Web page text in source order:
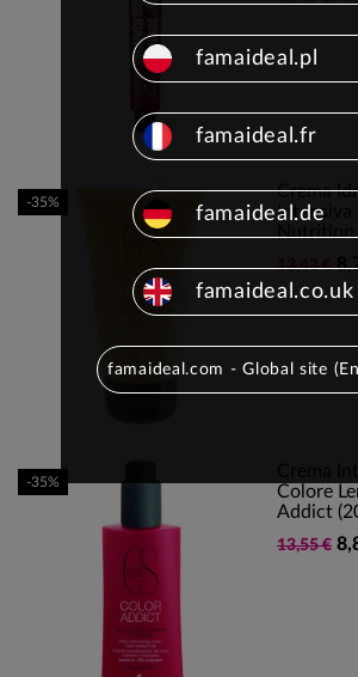
Crema
Intensiva
Nutrition
13,43 €
-35%
Crema
Colore
Addict
13,55 €
-35%
famaideal.pl
famaideal.fr
famaideal.de
famaideal.co.uk
famaideal.com - Global site